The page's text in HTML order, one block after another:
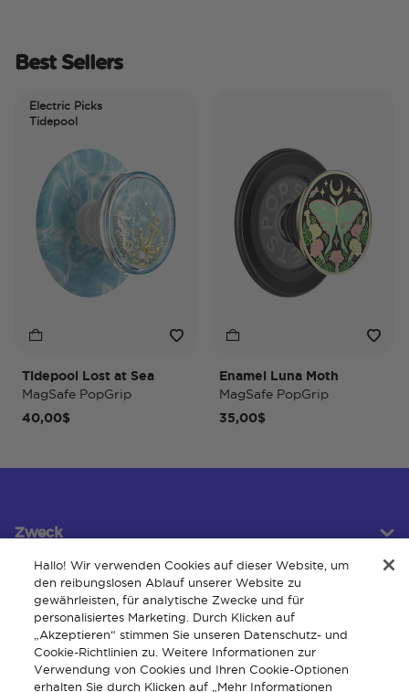
Best Sellers
Electric Picks
Tidepool
Tidepool Lost at Sea
MagSafe PopGrip
40,00$
Enamel Luna Moth
MagSafe PopGrip
35,00$
Zweck
Kundendienst
Um
Hallo! Wir verwenden Cookies auf dieser Website, um
den reibungslosen Ablauf unserer Website zu
gewährleisten, für analytische Zwecke und für
personalisiertes Marketing. Durch Klicken auf
„Akzeptieren“ stimmen Sie unseren Datenschutz- und
Cookie-Richtlinien zu. Weitere Informationen zur
Verwendung von Cookies und Ihren Cookie-Optionen
erhalten Sie durch Klicken auf „Mehr Informationen